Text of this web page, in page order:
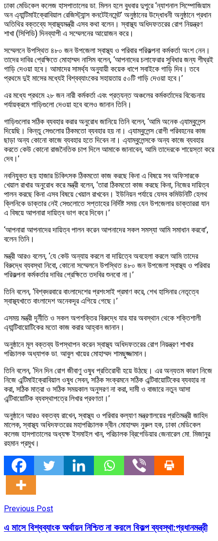
ঢাকা মেডিকেল কলেজ হাসপাতালের ডা. মিলন হলে বুধবার দুপুরে ‘ন্যাশনাল সিম্পোজিয়াম
অন এ্যান্টিমাইক্রোবিয়াল রেজিস্ট্যান্স কনটেইনমেন্ট’ অনুষ্ঠানের উদ্ধোধনী অনুষ্ঠানে প্রধান
অতিথির বক্তব্যে স্বাস্থ্যমন্ত্রী এসব কথা বলেন। স্বাস্থ্য অধিদফতরের রোগ নিয়ন্ত্রণ
শাখা (সিপিডি) দিনব্যাপী এ সম্মেলনের আয়োজন করে।
সম্মেলনে উপস্থিত ৪৮০ জন উপজেলা স্বাস্থ্য ও পরিবার পরিকল্পনা কর্মকর্তা অংশ নেন।
তাদের দাবির প্রেক্ষিতে মোহাম্মদ নাসিম বলেন, ‘আপনাদের চলাফেরার সুবিধার জন্য শীঘ্রই
গাড়ি দেওয়া হবে। আমাদের সামর্থ্য অনুযায়ী কয়েক ধাপে সবাইকে গাড়ি দিব। তবে
প্রথমে দুই মাসের মধ্যেই বিশ্বব্যাংকের সহায়তায় ৫০টি গাড়ি দেওয়া হবে।’
এর মধ্যে প্রথমে ২৮ জন নারী কর্মকর্তা এবং প্রত্যন্ত অঞ্চলের কর্মকর্তাদের বিবেচনায়
পর্যায়ক্রমে গাড়িগুলো দেওয়া হবে বলেও জানান তিনি।
গাড়িগুলোর সঠিক ব্যবহার করার অনুরোধ জানিয়ে তিনি বলেন, ‘আমি অনেক এ্যাম্বুলেন্স
দিয়েছি। কিন্তু সেগুলোর ঠিকমতো ব্যবহার হয় না। এ্যাম্বুলেন্স রোগী পরিবহনের কাজ
ছাড়া অন্য কোনো কাজে ব্যবহার হতে দিবেন না। এ্যাম্বুলেন্সকে অন্য কাজে ব্যবহার
করতে কেউ কোনো রাজনৈতিক চাপ দিলে আমাকে জানাবেন, আমি তাদেরকে শায়েস্তা করে
দেব।’
নবনিযুক্ত ছয় হাজার চিকিৎসক ঠিকমতো কাজ করছে কিনা এ বিষয়ে সব অফিসারকে
খেয়াল রাখার অনুরোধ করে মন্ত্রী বলেন, ‘তারা ঠিকমতো কাজ করছে কিনা, নিজের দায়িত্ব
পালন করছে কিনা এসব বিষয়ে খেয়াল রাখবেন। ইউনিয়ন পর্যায়ে যেসব কমিউনিটি হেলথ
ক্লিনিকে ডাক্তার নেই সেগুলোতে সপ্তাহের নির্দিষ্ট সময় যেন উপজেলার ডাক্তাররা যান
এ বিষয়ে আপনারা দায়িত্ব ভাগ করে দিবেন।’
‘আপনারা আপনাদের দায়িত্ব পালন করেন আপনাদের সকল সমস্যা আমি সমাধান করবো’,
বলেন তিনি।
মন্ত্রী আরও বলেন, ‘যে কেউ অন্যায় করলে বা দায়িত্বে অবহেলা করলে আমি তাদের
বিরুদ্ধে ব্যবস্থা নিবো, কোনো সম্মেলনে উপস্থিত ৪৮০ জন উপজেলা স্বাস্থ্য ও পরিবার
পরিকল্পনা কর্মকর্তার দাবির প্রেক্ষিতে তদবির শুনবো না।’
তিনি বলেন, ‘বিশ্বদরবারে বাংলাদেশের প্রশংসাই প্রমাণ করে, শেখ হাসিনার নেতৃত্বে
স্বাস্থ্যখাতে বাংলাদেশ অনেকদূর এগিয়ে গেছে।’
এসময় মন্ত্রী দূর্নীতি ও সকল অপশক্তির বিরুদ্ধে যার যার অবস্থান থেকে শক্তিশালী
এ্যান্টিবায়োটিকের মতো কাজ করার আহ্বান জানান।
অনুষ্ঠানে মূল বক্তব্য উপস্থাপন করেন স্বাস্থ্য অধিদফতরের রোগ নিয়ন্ত্রণ শাখার
পরিচালক অধ্যাপক ডা. আবুল খায়ের মোহাম্মদ শামছুজ্জামান।
তিনি বলেন, ‘দিন দিন রোগ জীবাণু ওষুধ প্রতিরোধী হয়ে উঠছে। এর অন্যতম কারণ নিজে
নিজে এন্টিমাইক্রোবিয়াল ওষুধ সেবন, সঠিক সংক্রমনে সঠিক এন্টিবায়োটিকের ব্যবহার না
করা, সঠিক মাত্রা ও সঠিক সময়কাল অনুসরণ না করা, দামী ও বাজারে নতুন আসা
এন্টিবায়োটিক ব্যবস্থাপত্রে লিখার প্রবণতা।’
অনুষ্ঠানে আরও বক্তব্য রাখেন, স্বাস্থ্য ও পরিবার কল্যাণ মন্ত্রণালয়ের প্রতিমন্ত্রী জাহিদ
মালেক, স্বাস্থ্য অধিদফতরের মহাপরিচালক দ্বীন মোহাম্মদ নুরুল হক, ঢাকা মেডিকেল
কলেজ হাসপাতালের অধ্যক্ষ ইসমাইল খান, পরিচালক ব্রিগেডিয়ার জেনারেল মো. মিজানুর
রহমান প্রমুখ।
Previous Post
এ মাসে বিশ্বব্যাংক অর্থায়ন নিশ্চিত না করলে বিকল্প ব্যবস্থা:প্রধানমন্ত্রী